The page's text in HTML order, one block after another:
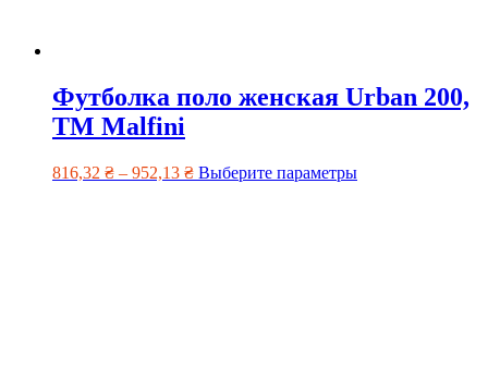
Футболка поло женская Urban 200,
TM Malfini
816,32 ₴ – 952,13 ₴ Выберите параметры